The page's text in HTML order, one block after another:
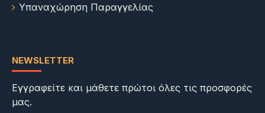
Υπαναχώρηση Παραγγελίας
NEWSLETTER
Εγγραφείτε και μάθετε πρώτοι όλες τις προσφορές
μας.